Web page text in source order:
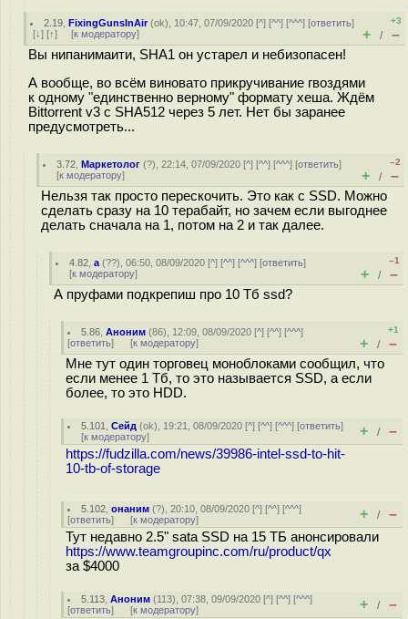
2.19 ,FixingGunsInAir(ok), 10:47, 07/09/2020 [^] [^^] [^^^] [ответить]
[↓] [↑] [к модератору]
+3
+ / –
Вы нипанимаити, SHA1 он устарел и небизопасен!
А вообще, во всём виновато прикручивание гвоздями
к одному "единственно верному" формату хеша. Ждём
Bittorrent v3 с SHA512 через 5 лет. Нет бы заранее
предусмотреть...
3.72 ,Маркетолог (?), 22:14, 07/09/2020 [^] [^^] [^^^] [ответить]
[к модератору]
–2
+ / –
Нельзя так просто перескочить. Это как с SSD. Можно
сделать сразу на 10 терабайт, но зачем если выгоднее
делать сначала на 1, потом на 2 и так далее.
4.82 ,a (??), 06:50, 08/09/2020 [^] [^^] [^^^] [ответить]
[к модератору]
–1
+ / –
А пруфами подкрепиш про 10 Тб ssd?
5.86 ,Аноним (86), 12:09, 08/09/2020 [^] [^^] [^^^]
[ответить] [к модератору]
+1
+ / –
Мне тут один торговец моноблоками сообщил, что
если менее 1 Тб, то это называется SSD, а если
более, то это HDD.
5.101 ,Сейд (ok), 19:21, 08/09/2020 [^] [^^] [^^^] [ответить]
[к модератору] + / –
https://fudzilla.com/news/39986-intel-ssd-to-hit-
10-tb-of-storage
5.102 ,онаним (?), 20:10, 08/09/2020 [^] [^^] [^^^]
[ответить] [к модератору] + / –
Тут недавно 2.5" sata SSD на 15 ТБ анонсировали
https://www.teamgroupinc.com/ru/product/qx
за $4000
5.113 ,Аноним (113), 07:38, 09/09/2020 [^] [^^] [^^^]
[ответить] [к модератору] + / –